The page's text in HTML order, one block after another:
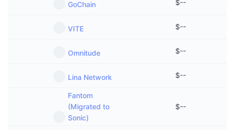
GoChain $--
VITE $--
Omnitude $--
Lina Network $--
Fantom
(Migrated to
Sonic)
$--